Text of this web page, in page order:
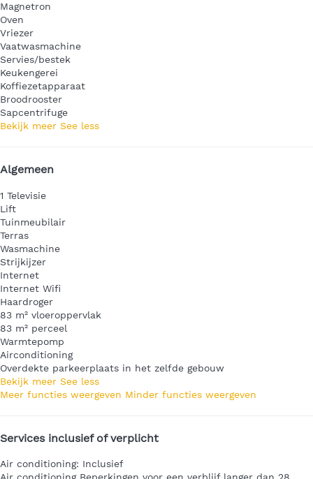
Magnetron
Oven
Vriezer
Vaatwasmachine
Servies/bestek
Keukengerei
Koffiezetapparaat
Broodrooster
Sapcentrifuge
Bekijk meer See less
Algemeen
1 Televisie
Lift
Tuinmeubilair
Terras
Wasmachine
Strijkijzer
Internet
Internet Wifi
Haardroger
83 m² vloeroppervlak
83 m² perceel
Warmtepomp
Airconditioning
Overdekte parkeerplaats in het zelfde gebouw
Bekijk meer See less
Meer functies weergeven Minder functies weergeven
Services inclusief of verplicht
Air conditioning: Inclusief